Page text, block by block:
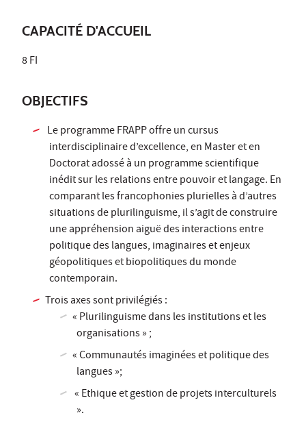
CAPACITÉ D'ACCUEIL
8 FI
OBJECTIFS
Le programme FRAPP offre un cursus
interdisciplinaire d’excellence, en Master et en
Doctorat adossé à un programme scientifique
inédit sur les relations entre pouvoir et langage. En
comparant les francophonies plurielles à d’autres
situations de plurilinguisme, il s’agit de construire
une appréhension aiguë des interactions entre
politique des langues, imaginaires et enjeux
géopolitiques et biopolitiques du monde
contemporain.
Trois axes sont privilégiés :
« Plurilinguisme dans les institutions et les
organisations » ;
« Communautés imaginées et politique des
langues »;
« Ethique et gestion de projets interculturels
».